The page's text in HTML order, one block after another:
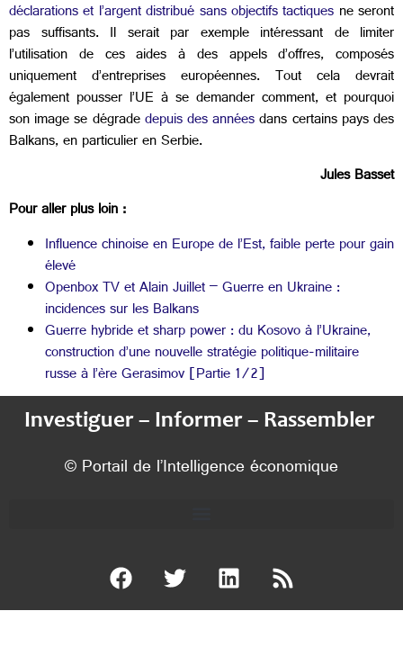
déclarations et l’argent distribué sans objectifs tactiques ne seront
pas suffisants. Il serait par exemple intéressant de limiter
l’utilisation de ces aides à des appels d’offres, composés
uniquement d’entreprises européennes. Tout cela devrait
également pousser l’UE à se demander comment, et pourquoi
son image se dégradedepuis des annéesdans certains pays des
Balkans, en particulier en Serbie.
Jules Basset
Pour aller plus loin :
Influence chinoise en Europe de l’Est, faible perte pour gain
élevé
Openbox TV et Alain Juillet – Guerre en Ukraine :
incidences sur les Balkans
Guerre hybride et sharp power : du Kosovo à l’Ukraine,
construction d’une nouvelle stratégie politique-militaire
russe à l’ère Gerasimov [Partie 1/2]
Investiguer – Informer – Rassembler
© Portail de l’Intelligence économique